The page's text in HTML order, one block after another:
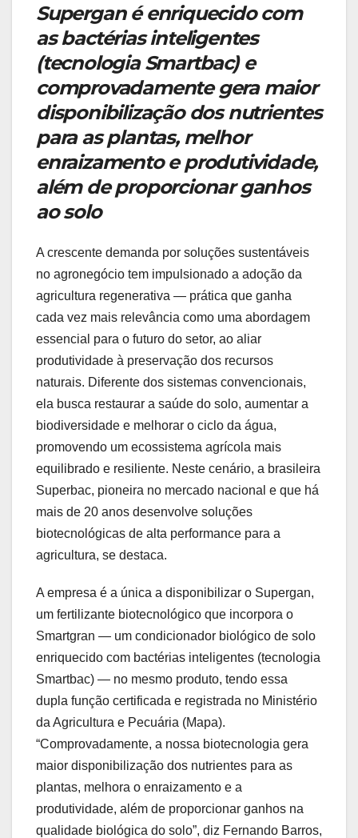
Supergan é enriquecido com
as bactérias inteligentes
(tecnologia Smartbac) e
comprovadamente gera maior
disponibilização dos nutrientes
para as plantas, melhor
enraizamento e produtividade,
além de proporcionar ganhos
ao solo
A crescente demanda por soluções sustentáveis
no agronegócio tem impulsionado a adoção da
agricultura regenerativa — prática que ganha
cada vez mais relevância como uma abordagem
essencial para o futuro do setor, ao aliar
produtividade à preservação dos recursos
naturais. Diferente dos sistemas convencionais,
ela busca restaurar a saúde do solo, aumentar a
biodiversidade e melhorar o ciclo da água,
promovendo um ecossistema agrícola mais
equilibrado e resiliente. Neste cenário, a brasileira
Superbac, pioneira no mercado nacional e que há
mais de 20 anos desenvolve soluções
biotecnológicas de alta performance para a
agricultura, se destaca.
A empresa é a única a disponibilizar o Supergan,
um fertilizante biotecnológico que incorpora o
Smartgran — um condicionador biológico de solo
enriquecido com bactérias inteligentes (tecnologia
Smartbac) — no mesmo produto, tendo essa
dupla função certificada e registrada no Ministério
da Agricultura e Pecuária (Mapa).
“Comprovadamente, a nossa biotecnologia gera
maior disponibilização dos nutrientes para as
plantas, melhora o enraizamento e a
produtividade, além de proporcionar ganhos na
qualidade biológica do solo”, diz Fernando Barros,